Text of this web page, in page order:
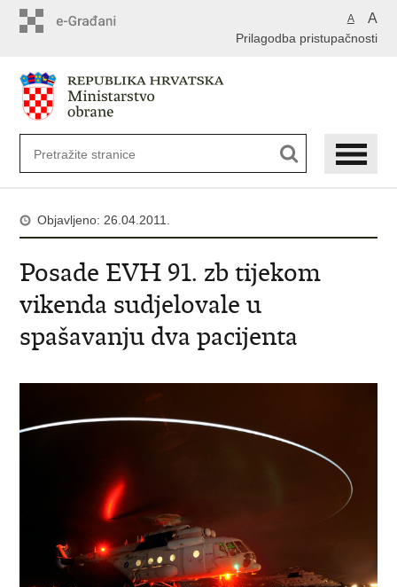
A A
Prilagodba pristupačnosti
Objavljeno: 26.04.2011.
Posade EVH 91. zb tijekom
vikenda sudjelovale u
spašavanju dva pacijenta